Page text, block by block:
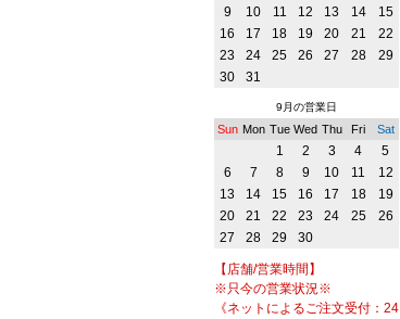
9
10 11 12 13 14
15
16
17 18 19 20 21
22
23
24 25 26 27 28
29
30
31
9月の営業日
Sun Mon Tue Wed Thu Fri Sat
1 2 3 4
5
6
7 8 9 10 11
12
13
14 15 16 17 18
19
20
21 22 23 24 25
26
27
28 29 30
【店舗/営業時間】
※只今の営業状況※
《ネットによるご注文受付：24